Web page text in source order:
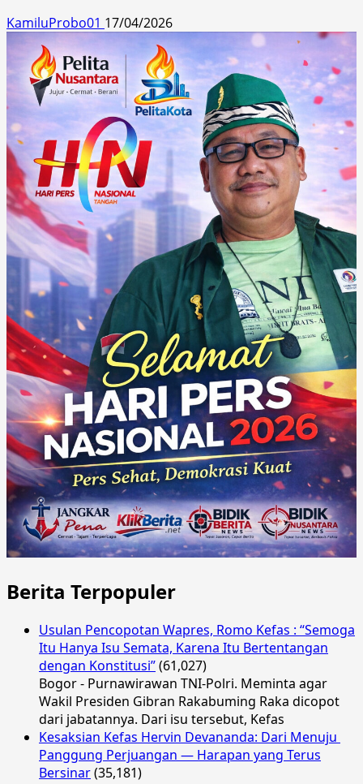
KamiluProbo01 17/04/2026
Berita Terpopuler
Usulan Pencopotan Wapres, Romo Kefas : “Semoga
Itu Hanya Isu Semata, Karena Itu Bertentangan
dengan Konstitusi”(61,027)
Bogor - Purnawirawan TNI-Polri. Meminta agar
Wakil Presiden Gibran Rakabuming Raka dicopot
dari jabatannya. Dari isu tersebut, Kefas
Kesaksian Kefas Hervin Devananda: Dari Menuju
Panggung Perjuangan — Harapan yang Terus
Bersinar(35,181)